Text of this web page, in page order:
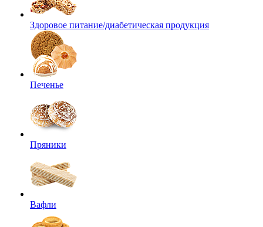
Здоровое питание/диабетическая продукция
Печенье
Пряники
Вафли